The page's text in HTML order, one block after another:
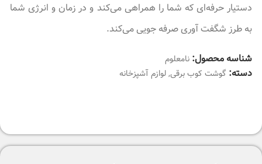
دستیار حرفه‌ای که شما را همراهی می‌کند و در زمان و انرژی شما
به طرز شگفت آوری صرفه جویی می‌کند.
شناسه محصول: نامعلوم
دسته: گوشت کوب برقی,لوازم آشپزخانه